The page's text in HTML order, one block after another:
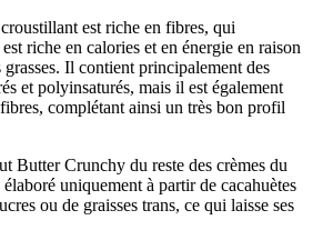
est riche en fibres, qui
riche en calories et en énergie en raison
grasses. Il contient principalement des
et polyinsaturés, mais il est également
complétant ainsi un très bon profil
Butter Crunchy du reste des crèmes du
élaboré uniquement à partir de cacahuètes
ou de graisses trans, ce qui laisse ses